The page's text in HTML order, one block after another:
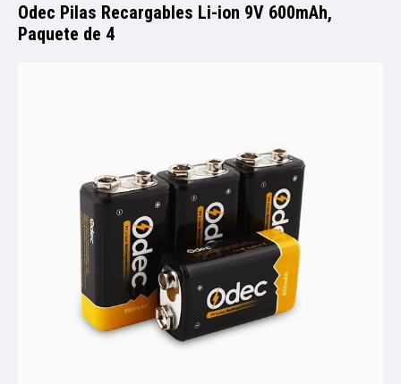
Odec Pilas Recargables Li-ion 9V 600mAh,
Paquete de 4